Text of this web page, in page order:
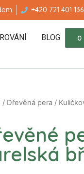
+420 721 401 136
BLOG 0
/ Dřevěná pera /